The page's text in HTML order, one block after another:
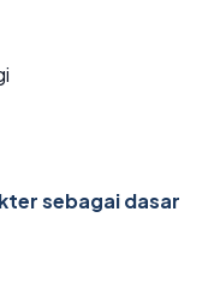
sebagai dasar